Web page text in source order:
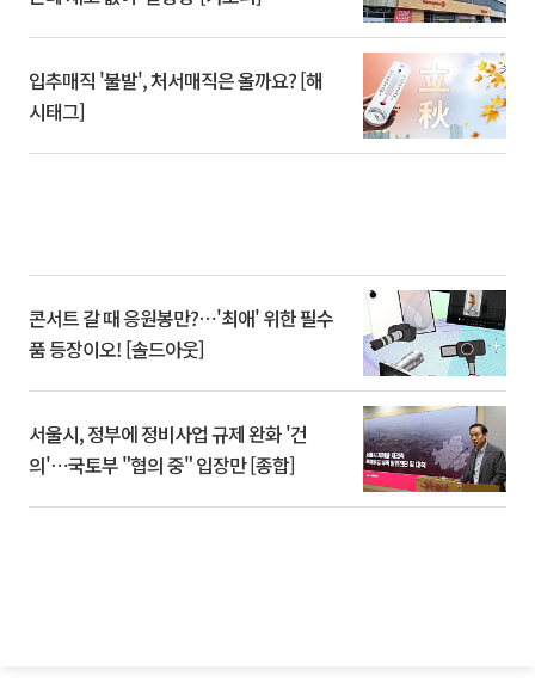
입추매직 '불발', 처서매직은 올까요? [해
시태그]
콘서트 갈 때 응원봉만?⋯'최애' 위한 필수
품 등장이오! [솔드아웃]
서울시, 정부에 정비사업 규제 완화 '건
의'⋯국토부 "협의 중" 입장만 [종합]